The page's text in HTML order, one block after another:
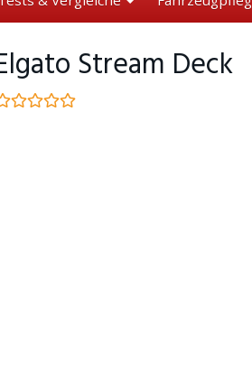
Stream Deck